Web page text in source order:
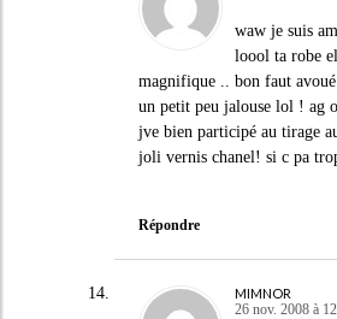
waw je suis
loool ta robe
magnifique .. bon faut
un petit peu jalouse lol ! ag
jve bien participé au tirage
joli vernis chanel! si c pa
Répondre
MIMNOR
26 nov. 2008 à